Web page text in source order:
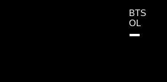
BTS
OL